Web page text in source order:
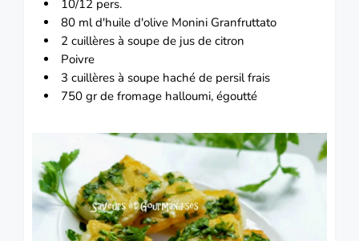
10/12 pers.
80 ml ​​d'huile d'olive Monini Granfruttato
2 cuillères à soupe de jus de citron
Poivre
3 cuillères à soupe haché de persil frais
750 gr de fromage halloumi, égoutté